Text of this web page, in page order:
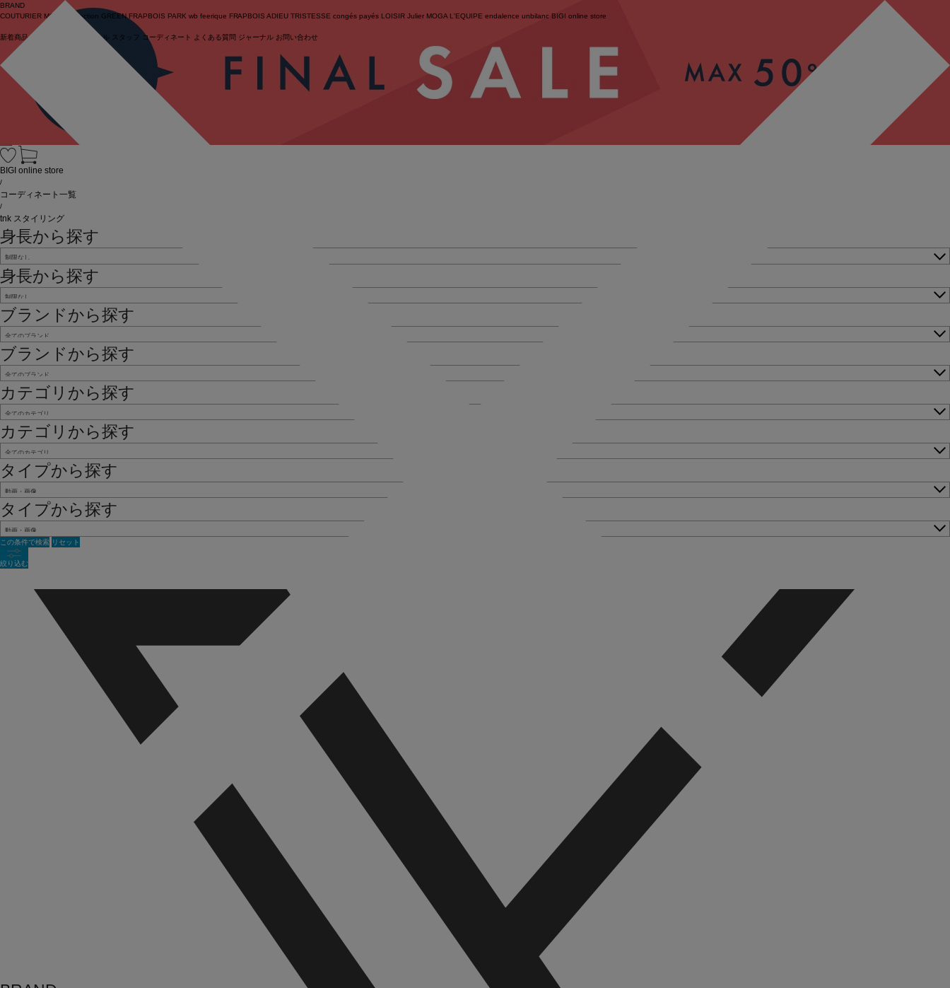
BRAND
COUTURIER MOGA Collection GREEN FRAPBOIS PARK wb feerique FRAPBOIS ADIEU TRISTESSE congés payés LOISIR Julier MOGA L'EQUIPE endalence unbilanc BIGI online store
新着商品 (ライブ) セール スタッフ コーディネート よくある質問 ジャーナル お問い合わせ
BIGI online store
/
コーディネート一覧
/
tnk スタイリング
身長から探す
身長から探す
ブランドから探す
ブランドから探す
カテゴリから探す
カテゴリから探す
タイプから探す
タイプから探す
この条件で検索 リセット
絞り込む